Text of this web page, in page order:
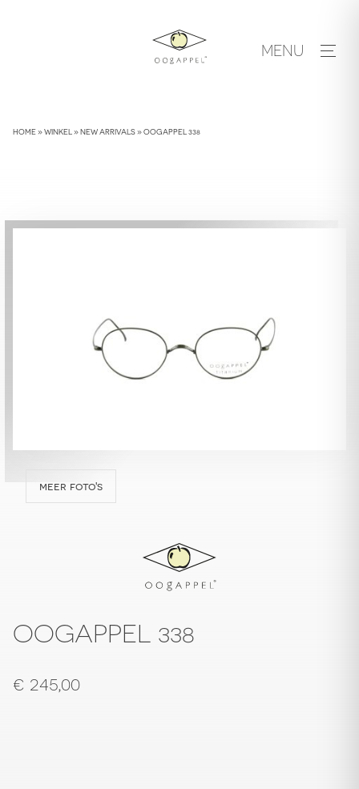
MENU
HOME»WINKEL »NEW ARRIVALS»OOGAPPEL 338
meer foto's
OOGAPPEL 338
€ 245,00